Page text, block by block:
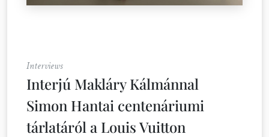
Interviews
Interjú Makláry Kálmánnal
Simon Hantai centenáriumi
tárlatáról a Louis Vuitton